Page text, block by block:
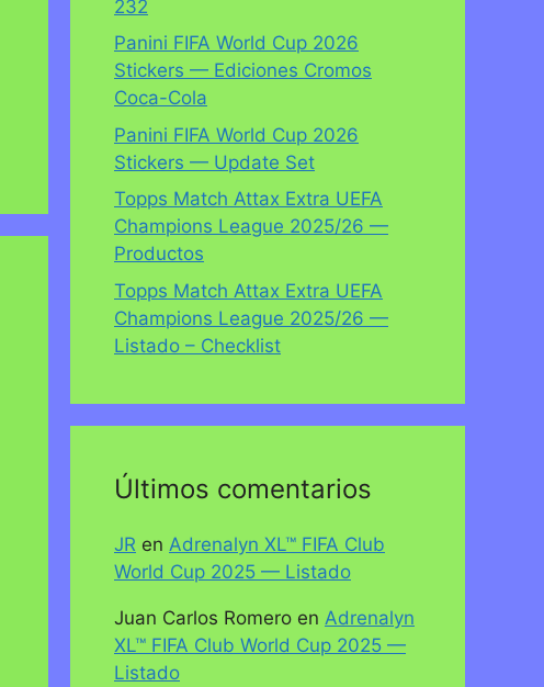
232
Panini FIFA World Cup 2026
Stickers — Ediciones Cromos
Coca-Cola
Panini FIFA World Cup 2026
Stickers — Update Set
Topps Match Attax Extra UEFA
Champions League 2025/26 —
Productos
Topps Match Attax Extra UEFA
Champions League 2025/26 —
Listado – Checklist
Últimos comentarios
JR en Adrenalyn XL™ FIFA Club
World Cup 2025 — Listado
Juan Carlos Romero en Adrenalyn
XL™ FIFA Club World Cup 2025 —
Listado